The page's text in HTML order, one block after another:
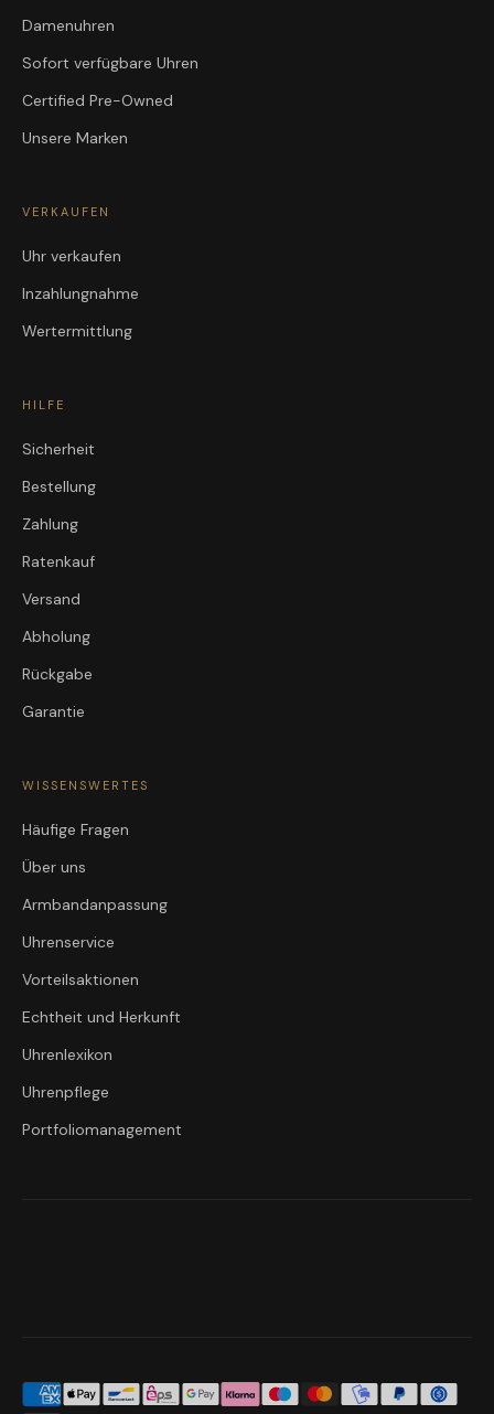
Damenuhren
Sofort verfügbare Uhren
Certified Pre-Owned
Unsere Marken
VERKAUFEN
Uhr verkaufen
Inzahlungnahme
Wertermittlung
HILFE
Sicherheit
Bestellung
Zahlung
Ratenkauf
Versand
Abholung
Rückgabe
Garantie
WISSENSWERTES
Häufige Fragen
Über uns
Armbandanpassung
Uhrenservice
Vorteilsaktionen
Echtheit und Herkunft
Uhrenlexikon
Uhrenpflege
Portfoliomanagement